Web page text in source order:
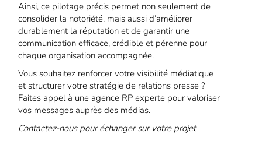
Ainsi, ce pilotage précis permet non seulement de
consolider la notoriété, mais aussi d’améliorer
durablement la réputation et de garantir une
communication efficace, crédible et pérenne pour
chaque organisation accompagnée.
Vous souhaitez renforcer votre visibilité médiatique
et structurer votre stratégie de relations presse ?
Faites appel à une agence RP experte pour valoriser
vos messages auprès des médias.
Contactez-nous pour échanger sur votre projet